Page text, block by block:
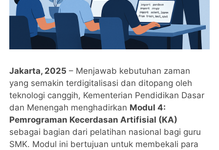
Jakarta, 2025 – Menjawab kebutuhan zaman
yang semakin terdigitalisasi dan ditopang oleh
teknologi canggih, Kementerian Pendidikan Dasar
dan Menengah menghadirkan Modul 4:
Pemrograman Kecerdasan Artifisial (KA)
sebagai bagian dari pelatihan nasional bagi guru
SMK. Modul ini bertujuan untuk membekali para